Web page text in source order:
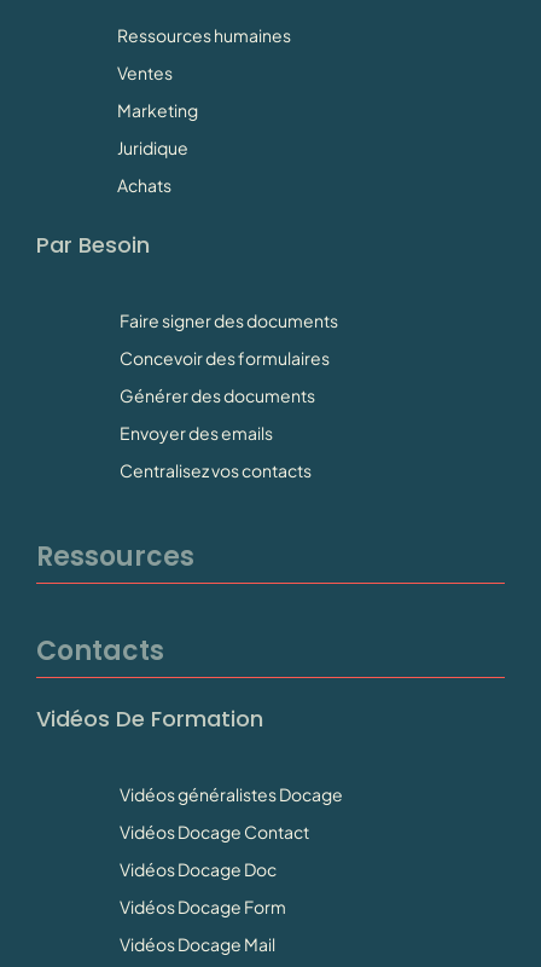
Ressources humaines
Ventes
Marketing
Juridique
Achats
Par Besoin
Faire signer des documents
Concevoir des formulaires
Générer des documents
Envoyer des emails
Centralisez vos contacts
Ressources
Contacts
Vidéos De Formation
Vidéos généralistes Docage
Vidéos Docage Contact
Vidéos Docage Doc
Vidéos Docage Form
Vidéos Docage Mail